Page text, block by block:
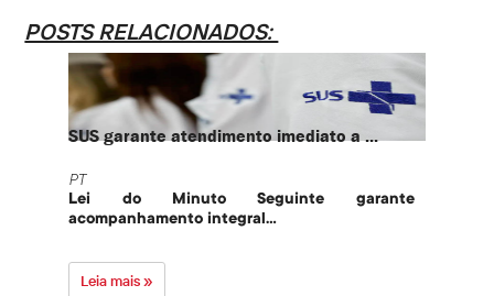
POSTS RELACIONADOS:
SUS garante atendimento imediato a ...
PT
Lei do Minuto Seguinte garante
acompanhamento integral...
Leia mais »